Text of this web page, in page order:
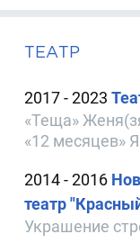
ТЕАТР
2017 - 2023
«Теща»
«12 месяцев»
2014 - 2016
театр
Украшение